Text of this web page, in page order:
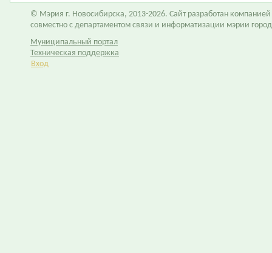
© Мэрия г. Новосибирска, 2013-2026. Сайт разработан компанией
совместно с департаментом связи и информатизации мэрии
Муниципальный портал
Техническая поддержка
Вход